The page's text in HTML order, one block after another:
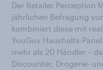
Der Retailer Perception
jährlichen Befragung
kombiniert diese mit
YouGov Haushalts-
mehr als 20 Händler –
Discounter, Drogerie-